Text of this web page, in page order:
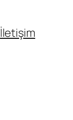
İletişim